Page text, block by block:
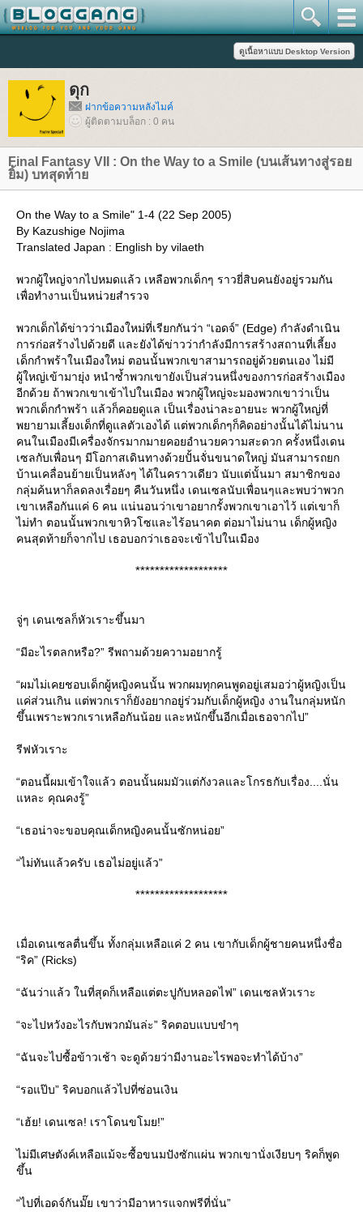
ดุก
ฝากข้อความหลังไมค์
ผู้ติดตามบล็อก : 0 คน
Final Fantasy VII : On the Way to a Smile (บนเส้นทางสู่รอ
ิ้ม) บทสุดท้า
On the Way to a Smile" 1-4 (22 Sep 2005)
By Kazushige Nojima
Translated Japan : English by vilaeth
พวกผู้ใหญ่จากไปหมดแล้ว เหลือพวกเด็กๆ ราวยี่สิบคนยังอยู่รวมกัน
เพื่อทำงานเป็นหน่วยสำรวจ
พวกเด็กได้ข่าวว่าเมืองใหม่ที่เรียกกันว่า “เอดจ์” (Edge) กำลังดำเนิน
การก่อสร้างไปด้วยดี และยังได้ข่าวว่ากำลังมีการสร้างสถานที่เลี้ยง
เด็กกำพร้าในเมืองใหม่ ตอนนั้นพวกเขาสามารถอยู่ด้วยตนเอง ไม่มี
ผู้ใหญ่เข้ามายุ่ง หนำซ้ำพวกเขายังเป็นส่วนหนึ่งของการก่อสร้างเมือง
อีกด้วย ถ้าพวกเขาเข้าไปในเมือง พวกผู้ใหญ่จะมองพวกเขาว่าเป็น
พวกเด็กกำพร้า แล้วก็คอยดูแล เป็นเรื่องน่าละอายนะ พวกผู้ใหญ่ที่
พยายามเลี้ยงเด็กที่ดูแลตัวเองได้ แต่พวกเด็กๆก็คิดอย่างนั้นได้ไม่นาน
คนในเมืองมีเครื่องจักรมากมายคอยอำนวยความสะดวก ครั้งหนึ่งเดน
เซลกับเพื่อนๆ มีโอกาสเดินทางด้วยปั้นจั่นขนาดใหญ่ มันสามารถยก
บ้านเคลื่อนย้ายเป็นหลังๆ ได้ในคราวเดียว นับแต่นั้นมา สมาชิกของ
กลุ่มค้นหาก็ลดลงเรื่อยๆ คืนวันหนึ่ง เดนเซลนับเพื่อนๆและพบว่าพวก
เขาเหลือกันแค่ 6 คน แน่นอนว่าเขาอยากรั้งพวกเขาเอาไว้ แต่เขาก็
ไม่ทำ ตอนนั้นพวกเขาหิวโซและไร้อนาคต ต่อมาไม่นาน เด็กผู้หญิง
คนสุดท้ายก็จากไป เธอบอกว่าเธอจะเข้าไปในเมือง
*******************
จู่ๆ เดนเซลก็หัวเราะขึ้นมา
“มีอะไรตลกหรือ?” รีพถามด้วยความอยากรู้
“ผมไม่เคยชอบเด็กผู้หญิงคนนั้น พวกผมทุกคนพูดอยู่เสมอว่าผู้หญิงเป็น
ค่ส่วนเกิน แต่พวกเราก็ยังอยากอยู่ร่วมกับเด็กผู้หญิง งานในกลุ่มหนัก
ขึ้นเพราะพวกเราเหลือกันน้อย และหนักขึ้นอีกเมื่อเธอจากไป”
รีฟหัวเราะ
“ตอนนี้ผมเข้าใจแล้ว ตอนนั้นผมมัวแต่กังวลและโกรธกับเรื่อง....นั่น
หละ คุณคงรู้”
“เธอน่าจะขอบคุณเด็กหญิงคนนั้นซักหน่อย”
“ไม่ทันแล้วครับ เธอไม่อยู่แล้ว”
*******************
เมื่อเดนเซลตื่นขึ้น ทั้งกลุ่มเหลือแค่ 2 คน เขากับเด็กผู้ชายคนหนึ่งชื่อ
“ริค” (Ricks)
“ฉันว่าแล้ว ในที่สุดก็เหลือแต่ตะปูกับหลอดไฟ” เดนเซลหัวเราะ
“จะไปหวังอะไรกับพวกมันล่ะ” ริคตอบแบบขำๆ
“ฉันจะไปซื้อข้าวเช้า จะดูด้วยว่ามีงานอะไรพอจะทำได้บ้าง”
“รอแป๊บ” ริคบอกแล้วไปที่ซ่อนเงิน
“เฮ้ย! เดนเซล! เราโดนขโมย!”
ไม่มีเศษตังค์เหลือแม้จะซื้อขนมปังซักแผ่น พวกเขานั่งเงียบๆ ริคก็พูด
ขึ้น
“ไปที่เอดจ์กันมั๊ย เขาว่ามีอาหารแจกฟรีที่นั่น”